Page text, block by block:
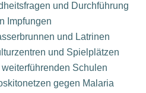
und Durchführung
Impfungen
und Latrinen
und Spielplätzen
Schulen
gegen Malaria